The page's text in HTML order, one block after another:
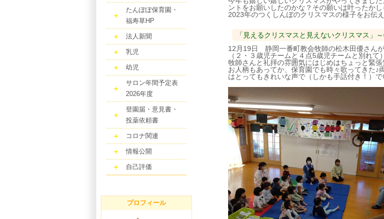
ントをお願いしたのかな？その願いは叶ったかし
2023年のつくしんぼのクリスマスの様子をお伝え
「見えるクリスマスと見えないクリスマス」
12月19日 静岡一番町教会牧師の松木田優さん
（２・３歳児チームと４点5歳児チームと別れ
牧師さんと礼拝の雰囲気にはじめはちょっと緊
お人柄もあってか、保育園でも時々歌ってき
はとってもきれいな声で（しかも手話付き！）で
たんぽぽ保育園・
福寿草HP
法人新聞
乳児
幼児
サロン年間予定表
2026年度
登園届・意見書・
投薬依頼書
コロナ関連
情報公開
自己評価
プロフィール